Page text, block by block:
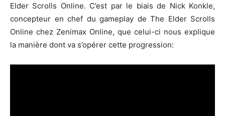
Elder Scrolls Online. C’est par le biais de Nick Konkle,
concepteur en chef du gameplay de The Elder Scrolls
Online chez Zenimax Online, que celui-ci nous explique
la manière dont va s’opérer cette progression: